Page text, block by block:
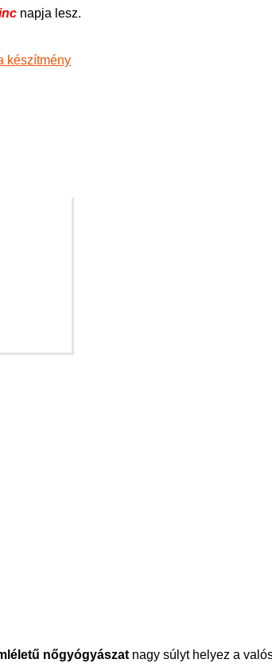
napja lesz.
nőgyógyászat nagy súlyt helyez a